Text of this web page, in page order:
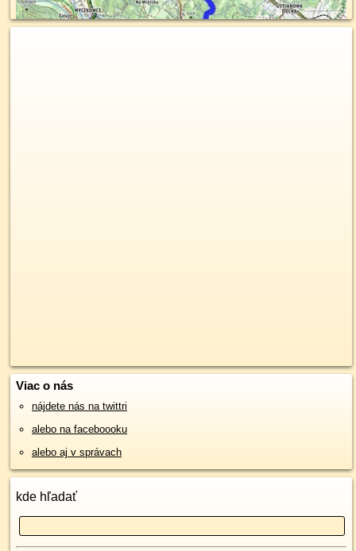
Viac o nás
nájdete nás na twittri
alebo na faceboooku
alebo aj v správach
kde hľadať